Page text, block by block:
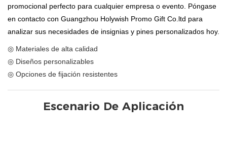
promocional perfecto para cualquier empresa o evento. Póngase
en contacto con Guangzhou Holywish Promo Gift Co.ltd para
analizar sus necesidades de insignias y pines personalizados hoy.
◎ Materiales de alta calidad
◎ Diseños personalizables
◎ Opciones de fijación resistentes
Escenario De Aplicación